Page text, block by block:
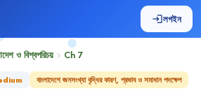
loginলগইন
ও বিশ্বপরিচয় chevron_right Ch 7
বাংলাদেশে জনসংখ্যা বৃদ্ধির কারণ, প্রভাব ও সমাধান পদক্ষেপ